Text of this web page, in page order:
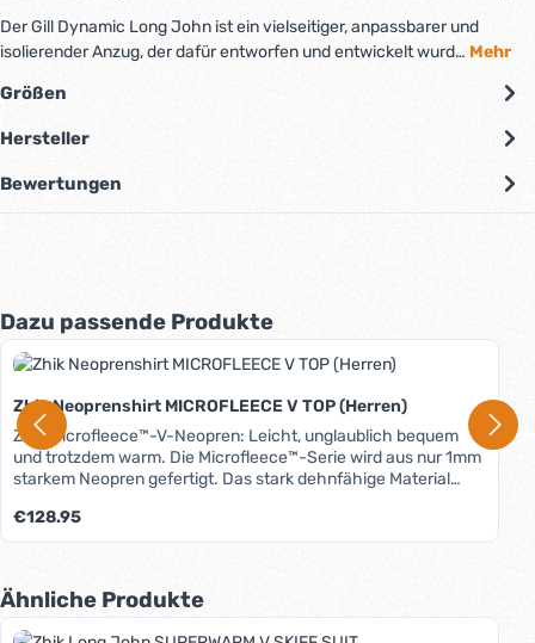
Der Gill Dynamic Long John ist ein vielseitiger, anpassbarer und
isolierender Anzug, der dafür entworfen und entwickelt wurd… Mehr
Größen
Hersteller
Bewertungen
Produktgalerie überspringen
Dazu passende Produkte
Zhik Neoprenshirt MICROFLEECE V TOP (Herren)
Zhik Microfleece™-V-Neopren: Leicht, unglaublich bequem
und trotzdem warm. Die Microfleece™-Serie wird aus nur 1mm
starkem Neopren gefertigt. Das stark dehnfähige Material
höchsten Tragekomfort. Durch eine schnell trocknende
Innenbeschichtung aus dünnem Fleecematerial hält die
Die Serie hat einen riesigen Einsatzbereich: Als äußere
Schicht bei nicht sehr kalten Temperaturen oder auch als
zusätzliche Isolierschicht z.B. unter einem Trockenanzug.
Regulärer Preis:
€128.95
Produktgalerie überspringen
Ähnliche Produkte